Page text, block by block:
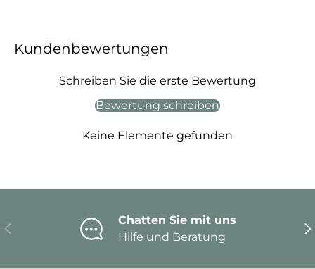
Kundenbewertungen
Schreiben Sie die erste Bewertung
Bewertung schreiben
Keine Elemente gefunden
Vorherige
Chatten Sie mit uns
Hilfe und Beratung